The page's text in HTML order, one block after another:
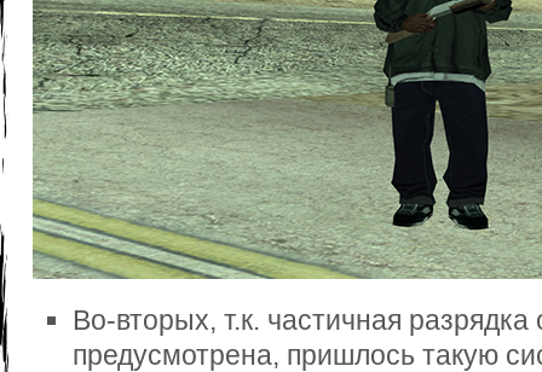
Во-вторых, т.к. частичная
предусмотрена, пришлось такую